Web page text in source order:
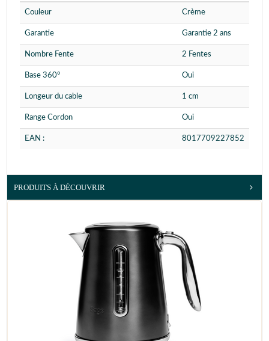
Couleur Crème
Garantie Garantie 2 ans
Nombre Fente 2 Fentes
Base 360° Oui
Longeur du cable 1 cm
Range Cordon Oui
EAN : 8017709227852
PRODUITS À DÉCOUVRIR